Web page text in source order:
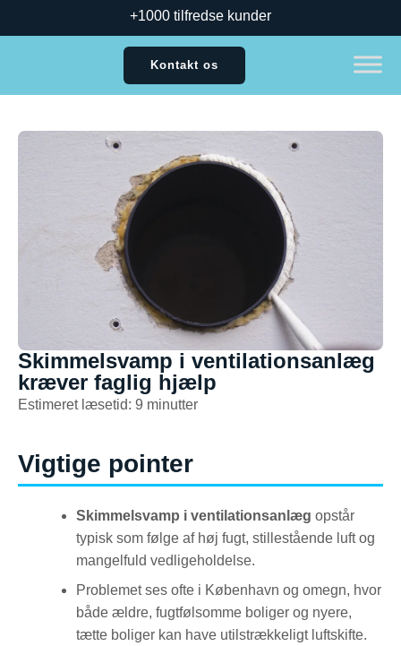
+1000 tilfredse kunder
Kontakt os
Skimmelsvamp i ventilationsanlæg
kræver faglig hjælp
Estimeret læsetid: 9 minutter
Vigtige pointer
Skimmelsvamp i ventilationsanlæg opstår
typisk som følge af høj fugt, stillestående luft og
mangelfuld vedligeholdelse.
Problemet ses ofte i København og omegn, hvor
både ældre, fugtfølsomme boliger og nyere,
tætte boliger kan have utilstrækkeligt luftskifte.